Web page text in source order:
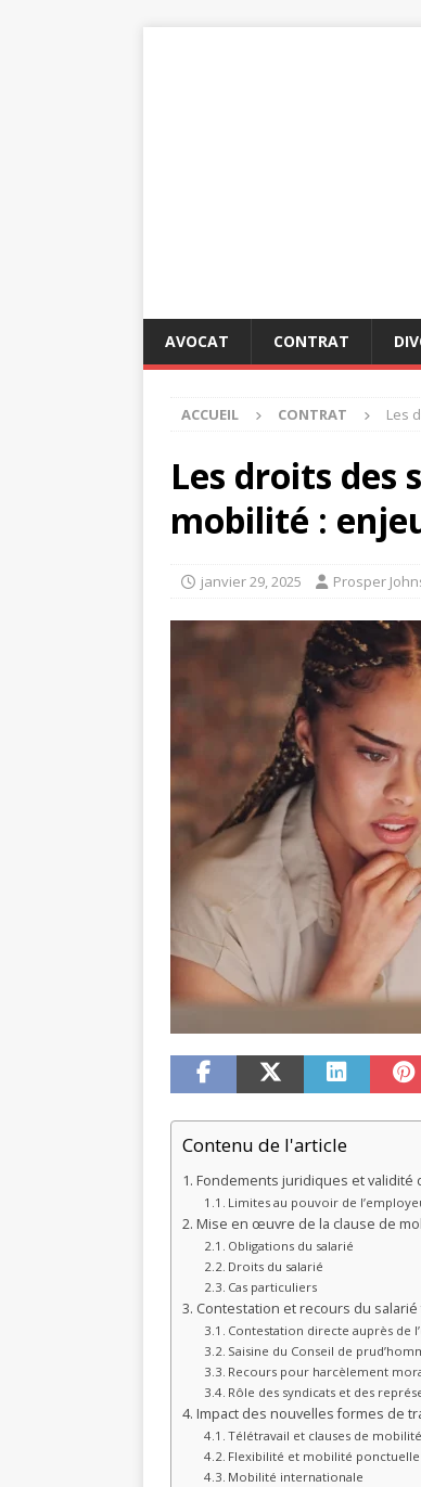
AVOCAT CONTRAT
ACCUEIL CONTRAT Les
Les droits des
mobilité :
janvier 29, 2025 Prosper
Contenu de l'article
Fondements juridiques et validité
Limites au pouvoir de
Mise en œuvre de la clause de
Obligations du salarié
Droits du salarié
Cas particuliers
Contestation et recours du
Contestation directe auprès de
Saisine du Conseil de
Recours pour harcèlement
Rôle des syndicats et des
Impact des nouvelles formes de
Télétravail et clauses de mobilité
Flexibilité et mobilité ponctuelle
Mobilité internationale